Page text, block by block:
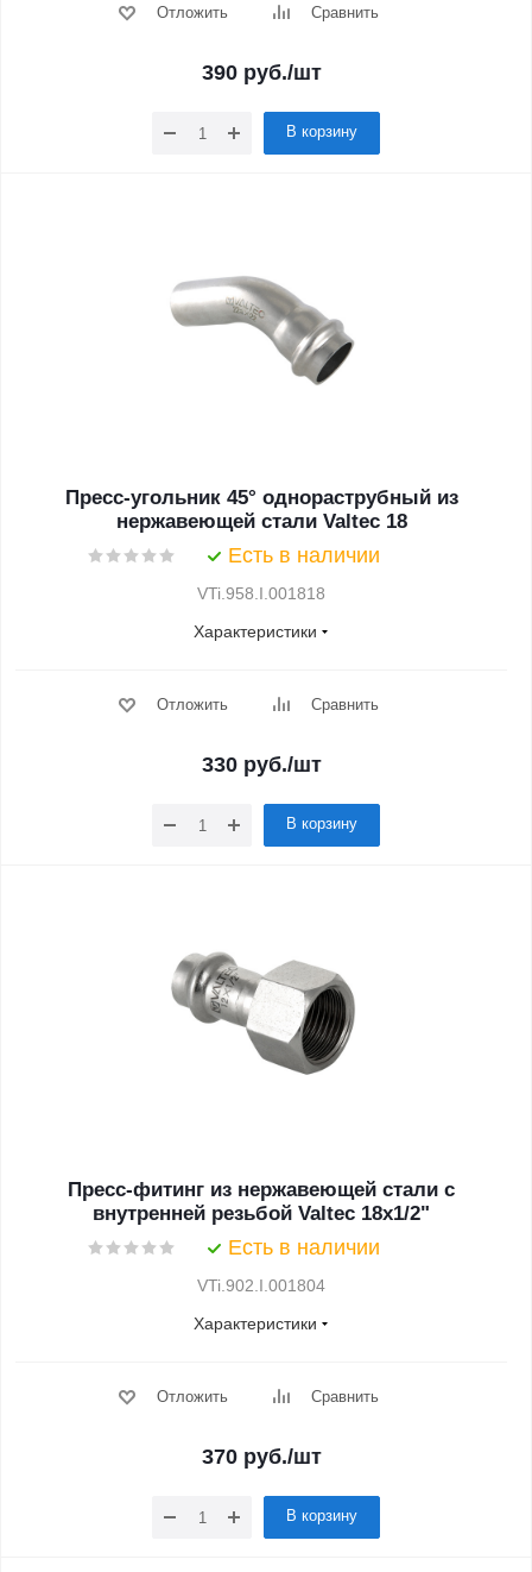
Отложить Сравнить
390 руб./шт
В корзину
Пресс-угольник 45° однораструбный из
нержавеющей стали Valtec 18
Есть в наличии
VTi.958.I.001818
Характеристики
Отложить Сравнить
330 руб./шт
В корзину
Пресс-фитинг из нержавеющей стали с
внутренней резьбой Valtec 18х1/2"
Есть в наличии
VTi.902.I.001804
Характеристики
Отложить Сравнить
370 руб./шт
В корзину